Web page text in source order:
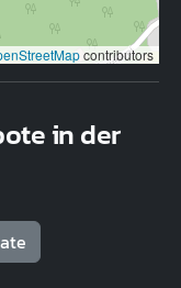
contributors
in der